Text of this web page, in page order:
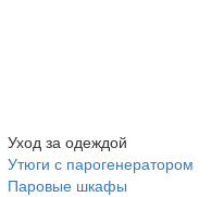
Уход за одеждой
Утюги с парогенератором
Паровые шкафы